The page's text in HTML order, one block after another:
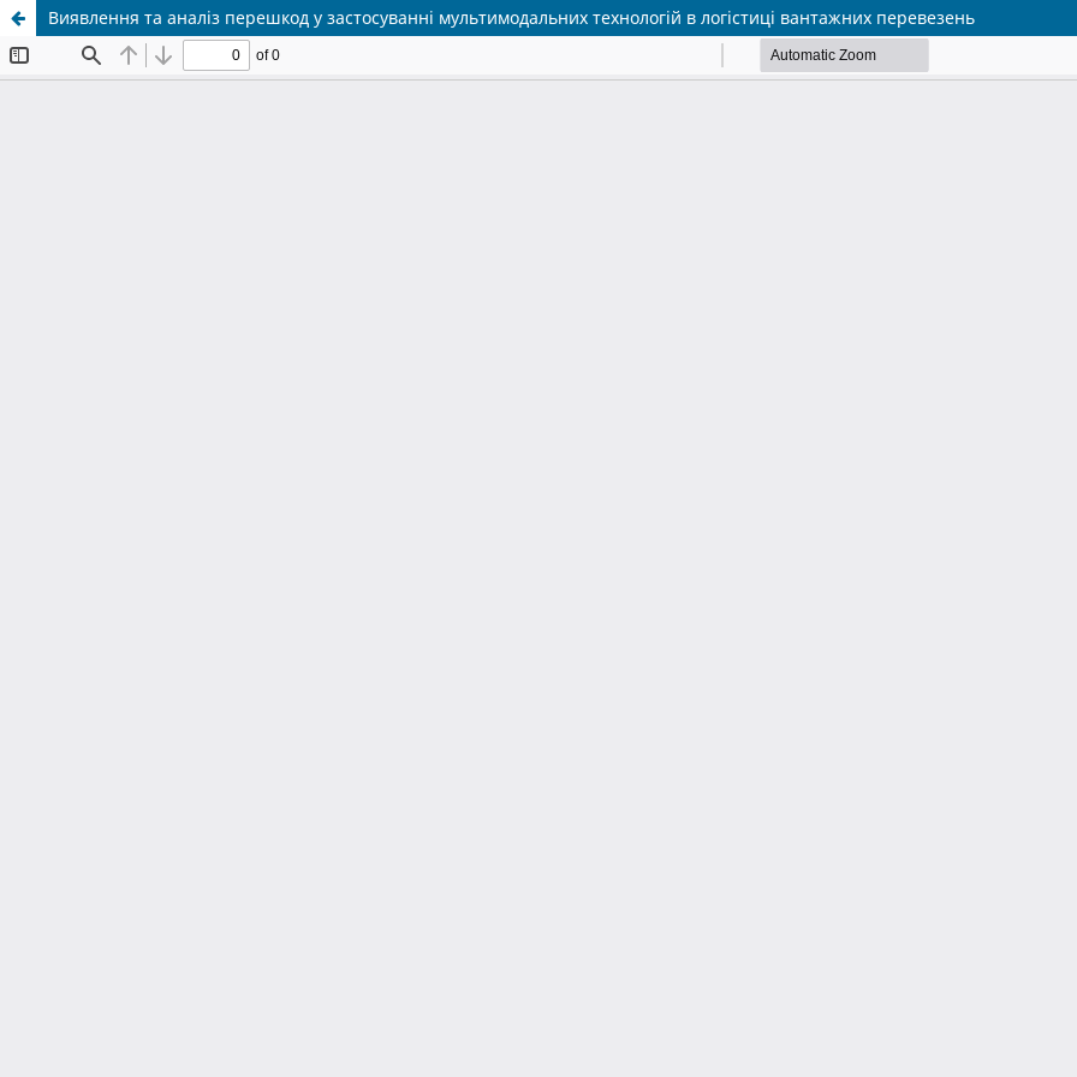
Виявлення та аналіз перешкод у застосуванні мультимодальних технологій в логістиці вантажних перевезень